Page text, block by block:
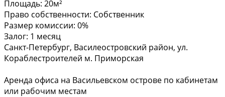
Площадь: 20м²
Право собственности: Собственник
Размер комиссии: 0%
Залог: 1 месяц
Санкт-Петербург, Василеостровский район, ул.
Кораблестроителей м. Приморская
Аренда офиса на Васильевском острове по кабинетам
или рабочим местам